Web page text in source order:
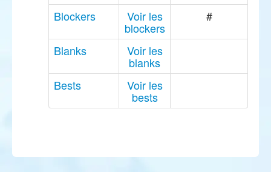
Blockers
Voir les
blockers
#
Blanks Voir les
blanks
Bests
Voir les
bests